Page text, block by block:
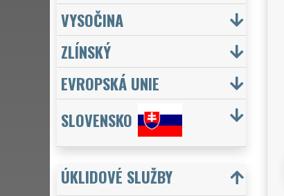
VYSOČINA
ZLÍNSKÝ
EVROPSKÁ UNIE
SLOVENSKO
ÚKLIDOVÉ SLUŽBY